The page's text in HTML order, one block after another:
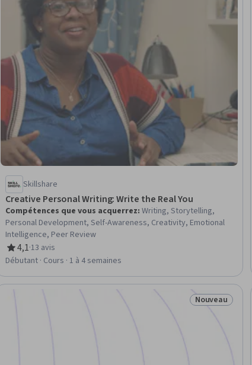
Skillshare
Creative Personal Writing: Write the Real You
Compétences que vous acquerrez: Writing, Storytelling,
Personal Development, Self-Awareness, Creativity, Emotional
Intelligence, Peer Review
4,1
évaluation, 4,1 sur 5 étoiles
·13 avis
Débutant · Cours · 1 à 4 semaines
Statut :
Nouveau